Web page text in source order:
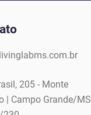
205 - Monte
| Campo Grande/MS